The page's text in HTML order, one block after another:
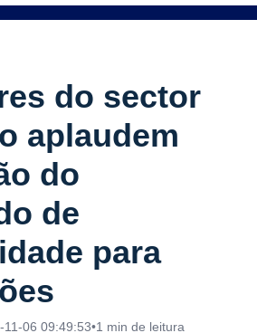
do sector
aplaudem
do
de
para
11-06 09:49:53•1 min de leitura